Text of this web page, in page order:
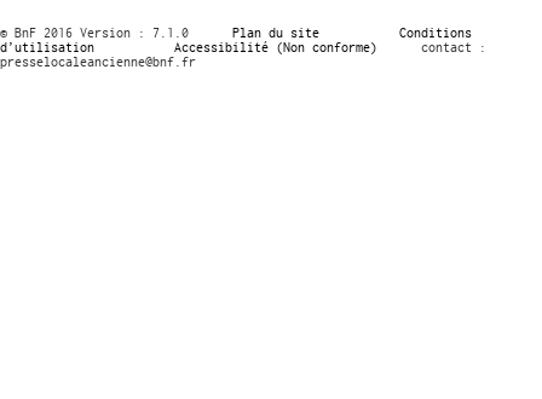
© BnF 2016 Version : 7.1.0 Plan du site
Conditions
d’utilisation
Accessibilité (Non conforme)
contact :
presselocaleancienne@bnf.fr